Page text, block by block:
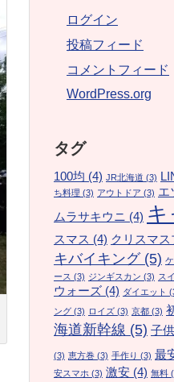
ログイン
投稿フィード
コメントフィード
WordPress.org
タグ
100均 (4) JR北海道 (3)
ち料理 (3) アウトドア (3) エ
ムラサキウニ (4) キ
スマス (4) クリスマス
キバイキング(5)
ース (3) ジンギスカン (3) ス
ウォーズ (4) ダイエット
ング (3) ロイズ (3) 京都 (3)
海道新幹線 (5) 子供
(3) 恵方巻 (3) 手作り (3) 最
安スマホ (3) 激安 (4) 無料